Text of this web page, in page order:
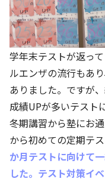
学年末テストが返っ
ルエンザの流行もあ
ありました。ですが
成績UPが多いテスト
冬期講習から塾にお
から初めての定期テ
か月テストに向けて
した。テスト対策イ